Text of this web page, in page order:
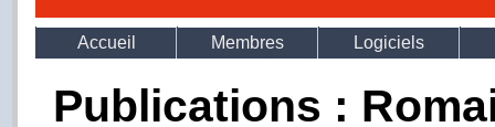
Accueil Membres Logiciels
Publications :